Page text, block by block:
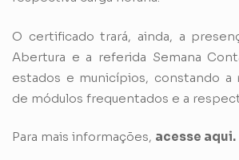
O certificado trará, ainda, a
Abertura e a referida Semana
estados e municípios, constando a
de módulos frequentados e a
Para mais informações, acesse aqui.